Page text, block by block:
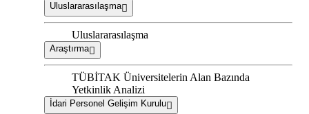
Uluslararasılaşma
Uluslararasılaşma
Araştırma
TÜBİTAK Üniversitelerin Alan Bazında
Yetkinlik Analizi
İdari Personel Gelişim Kurulu